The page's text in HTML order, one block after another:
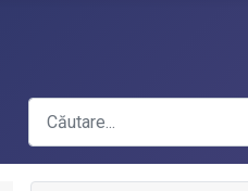
Căutare